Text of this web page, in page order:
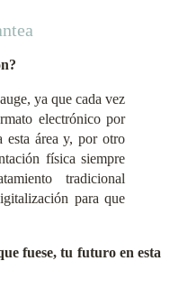
ya que cada vez
electrónico por
área y, por otro
física siempre
tradicional
para que
fuese, tu futuro en esta